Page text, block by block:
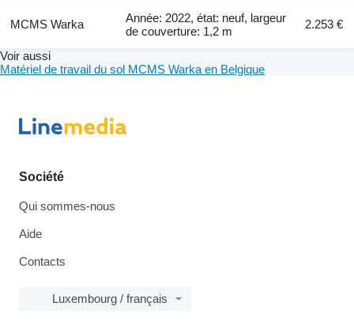
MCMS Warka
Année: 2022, état: neuf, largeur
de couverture: 1,2 m
2.253 €
Voir aussi
Matériel de travail du sol MCMS Warka en Belgique
Société
Qui sommes-nous
Aide
Contacts
Luxembourg / français